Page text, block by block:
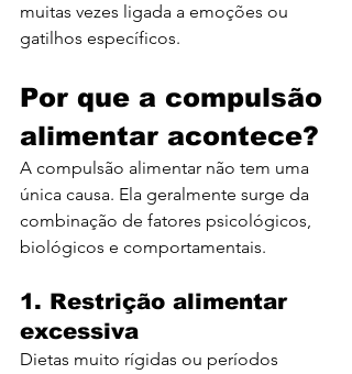
muitas vezes ligada a emoções ou
gatilhos específicos.
Por que a compulsão
alimentar acontece?
A compulsão alimentar não tem uma
única causa. Ela geralmente surge da
combinação de fatores psicológicos,
biológicos e comportamentais.
1. Restrição alimentar
excessiva
Dietas muito rígidas ou períodos